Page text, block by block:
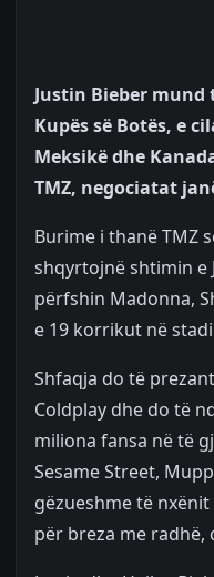
Justin Bieber
Kupës së Botës, e
Meksikë dhe
TMZ, negociatat
Burime i thanë TMZ
shqyrtojnë shtimin e
përfshin Madonna,
e 19 korrikut në
Shfaqja do të
Coldplay dhe do të
miliona fansa në të
Sesame Street,
gëzueshme të
për breza me radhë,